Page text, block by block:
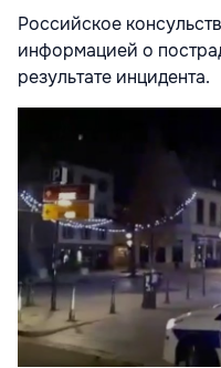
Российское
информацией о
результате инцидента.